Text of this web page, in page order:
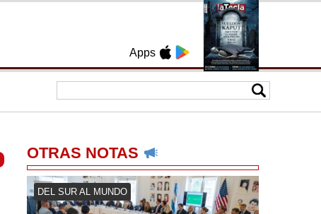
Apps
OTRAS NOTAS
DEL SUR AL MUNDO